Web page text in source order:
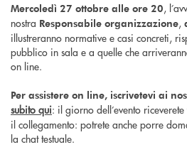
Mercoledì 27 ottobre alle ore 20,
nostra Responsabile organizzazione,
illustreranno normative e casi concreti,
pubblico in sala e a quelle che
on line.
Per assistere on line, iscrivetevi ai
subito qui: il giorno dell’evento
il collegamento: potrete anche porre
la chat testuale.